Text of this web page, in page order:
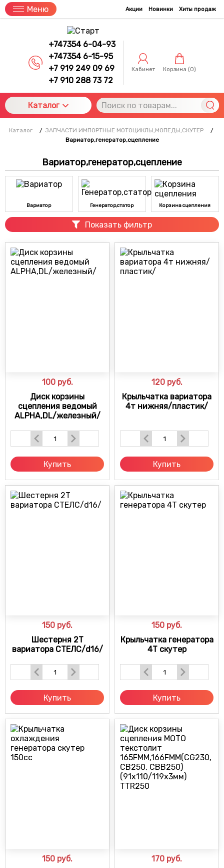
Меню Акции Новинки Хиты продаж
+747354 6-04-93
+747354 6-15-95
+7 919 249 09 69
+7 910 288 73 72
Кабинет Корзина (0)
Каталог
Каталог / ЗАПЧАСТИ ИМПОРТНЫЕ МОТОЦИКЛЫ,МОПЕДЫ,СКУТЕР
/
Вариатор,генератор,сцепление
Вариатор,генератор,сцепление
Вариатор Генератор,статор Корзина сцепления
Показать фильтр
100 руб.
Диск корзины
сцепления ведомый
ALPHA,DL/железный/
Купить
120 руб.
Крыльчатка вариатора
4т нижняя/пластик/
Купить
150 руб.
Шестерня 2Т
вариатора СТЕЛС/d16/
Купить
150 руб.
Крыльчатка генератора
4Т скутер
Купить
150 руб.
170 руб.